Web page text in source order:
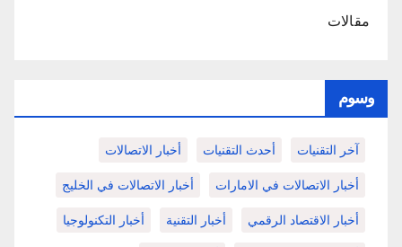
مقالات
وسوم
آخر التقنيات أحدث التقنيات أخبار الاتصالات
أخبار الاتصالات في الامارات أخبار الاتصالات في الخليج
أخبار الاقتصاد الرقمي أخبار التقنية أخبار التكنولوجيا